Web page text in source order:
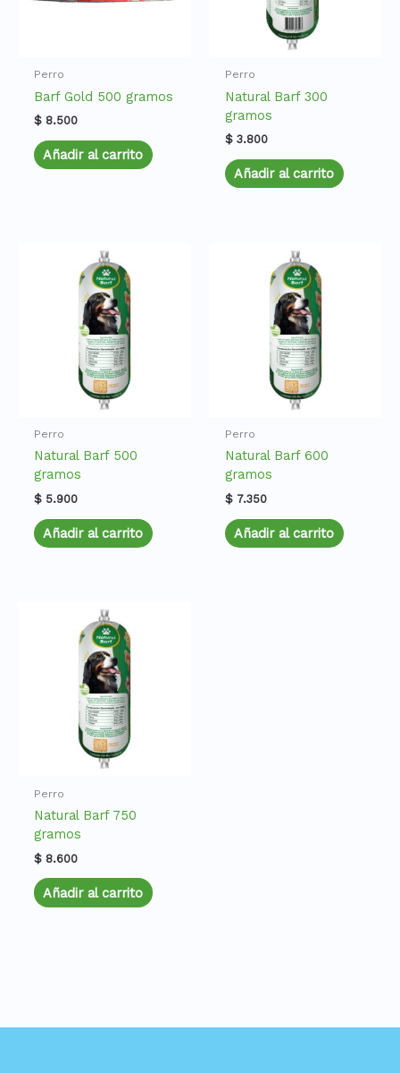
Perro
Barf Gold 500 gramos
$8.500
Añadir al carrito
Perro
Natural Barf 300
gramos
$3.800
Añadir al carrito
Perro
Natural Barf 500
gramos
$5.900
Añadir al carrito
Perro
Natural Barf 600
gramos
$7.350
Añadir al carrito
Perro
Natural Barf 750
gramos
$8.600
Añadir al carrito